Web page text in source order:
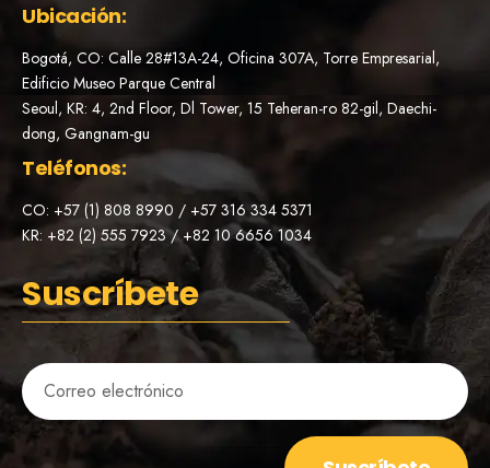
Ubicación:
Bogotá, CO: Calle 28#13A-24, Oficina 307A, Torre Empresarial,
Edificio Museo Parque Central
Seoul, KR: 4, 2nd Floor, Dl Tower, 15 Teheran-ro 82-gil, Daechi-
dong, Gangnam-gu
Teléfonos:
CO: +57 (1) 808 8990 / +57 316 334 5371
KR: +82 (2) 555 7923 / +82 10 6656 1034
Suscríbete